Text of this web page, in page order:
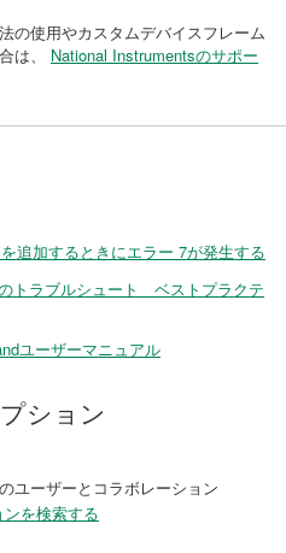
の使用やカスタムデバイスフレーム
は、 National Instrumentsのサポー
追加するときにエラー 7が発生する
トラブルシュート ベストプラクテ
ユーザーマニュアル
ション
ユーザーとコラボレーション
を検索する